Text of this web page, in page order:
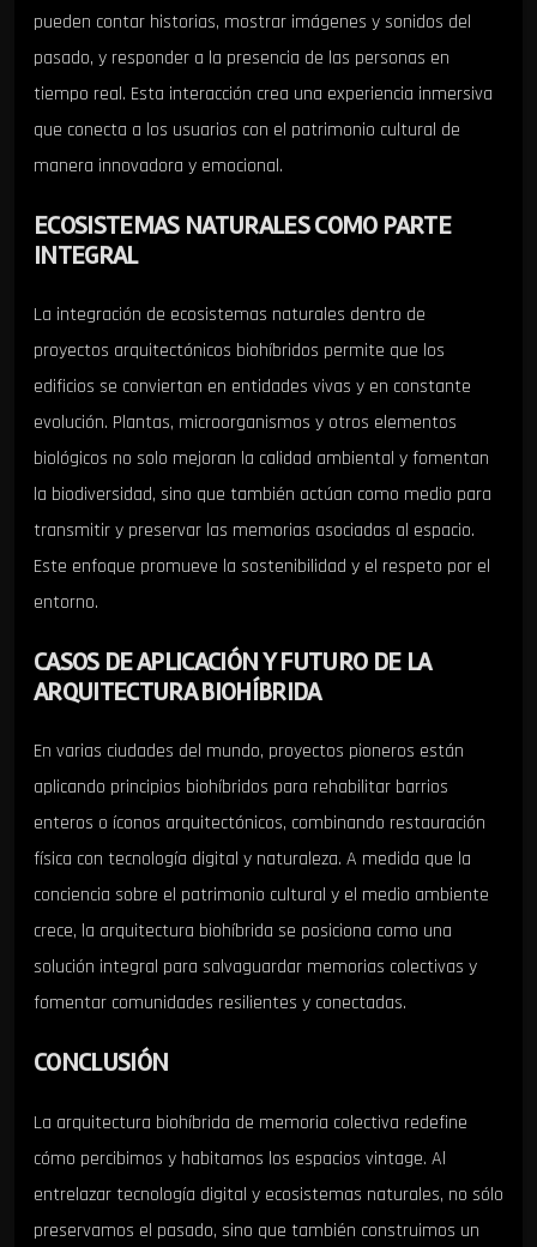
pueden contar historias, mostrar imágenes y sonidos del
pasado, y responder a la presencia de las personas en
tiempo real. Esta interacción crea una experiencia inmersiva
que conecta a los usuarios con el patrimonio cultural de
manera innovadora y emocional.
ECOSISTEMAS NATURALES COMO PARTE
INTEGRAL
La integración de ecosistemas naturales dentro de
proyectos arquitectónicos biohíbridos permite que los
edificios se conviertan en entidades vivas y en constante
evolución. Plantas, microorganismos y otros elementos
biológicos no solo mejoran la calidad ambiental y fomentan
la biodiversidad, sino que también actúan como medio para
transmitir y preservar las memorias asociadas al espacio.
Este enfoque promueve la sostenibilidad y el respeto por el
entorno.
CASOS DE APLICACIÓN Y FUTURO DE LA
ARQUITECTURA BIOHÍBRIDA
En varias ciudades del mundo, proyectos pioneros están
aplicando principios biohíbridos para rehabilitar barrios
enteros o íconos arquitectónicos, combinando restauración
física con tecnología digital y naturaleza. A medida que la
conciencia sobre el patrimonio cultural y el medio ambiente
crece, la arquitectura biohíbrida se posiciona como una
solución integral para salvaguardar memorias colectivas y
fomentar comunidades resilientes y conectadas.
CONCLUSIÓN
La arquitectura biohíbrida de memoria colectiva redefine
cómo percibimos y habitamos los espacios vintage. Al
entrelazar tecnología digital y ecosistemas naturales, no sólo
preservamos el pasado, sino que también construimos un